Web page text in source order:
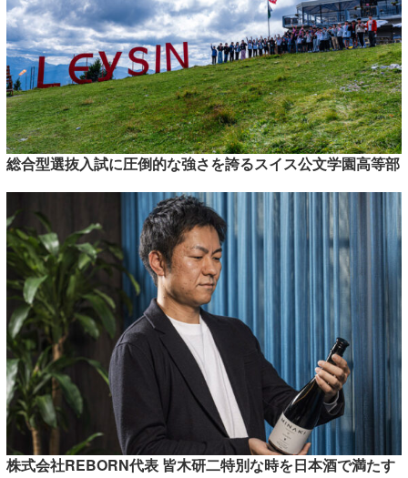
総合型選抜入試に圧倒的な強さを誇るスイス公文学園高等部
株式会社REBORN代表 皆木研二特別な時を日本酒で満たす